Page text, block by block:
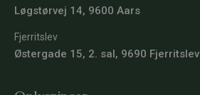
Løgstørvej 14, 9600 Aars
Fjerritslev
Østergade 15, 2. sal, 9690 Fjerritslev